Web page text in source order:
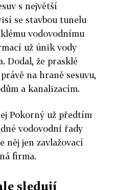
s největší
se stavbou tunelu
vodovodnímu
už únik vody
Dodal, že prasklé
na hraně sesuvu,
a kanalizacím.
Pokorný už předtím
vodovodní řady
něj jen zavlažovací
firma.
sledují